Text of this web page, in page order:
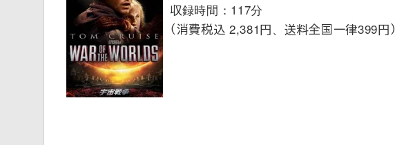
収録時間：117分
（消費税込 2,381円、送料全国一律399円）